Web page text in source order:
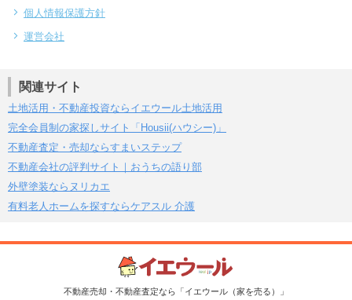
個人情報保護方針
運営会社
関連サイト
土地活用・不動産投資ならイエウール土地活用
完全会員制の家探しサイト「Housii(ハウシー)」
不動産査定・売却ならすまいステップ
不動産会社の評判サイト｜おうちの語り部
外壁塗装ならヌリカエ
有料老人ホームを探すならケアスル 介護
不動産売却・不動産査定なら「イエウール（家を売る）」